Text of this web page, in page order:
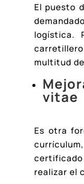
El puesto
logística.
multitud
vitae
Es otra
realizar el